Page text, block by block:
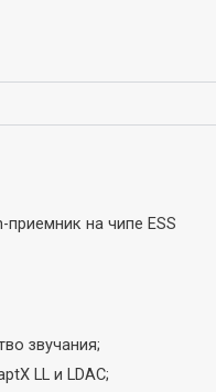
на чипе ESS
звучания;
LL и LDAC;